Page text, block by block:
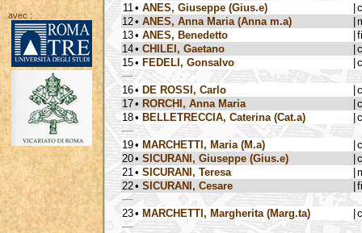
avec :
11 • ANES, Giuseppe (Gius.e)
12• ANES, Anna Maria (Anna m.a)
13• ANES, Benedetto
14• CHILEI, Gaetano
15• FEDELI, Gonsalvo
16• DE ROSSI, Carlo
17• RORCHI, Anna Maria
18• BELLETRECCIA, Caterina (Cat.a)
19• MARCHETTI, Maria (M.a)
20• SICURANI, Giuseppe (Gius.e)
21 • SICURANI, Teresa
22• SICURANI, Cesare
23• MARCHETTI, Margherita (Marg.ta)